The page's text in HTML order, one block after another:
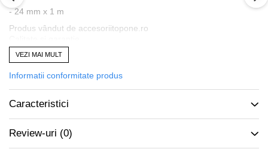
- 24 mm x 1 m
Produs vândut de accesoriitopone.ro
Mai multe informații:
VEZI MAI MULT
Informatii conformitate produs
Caracteristici
Review-uri (0)